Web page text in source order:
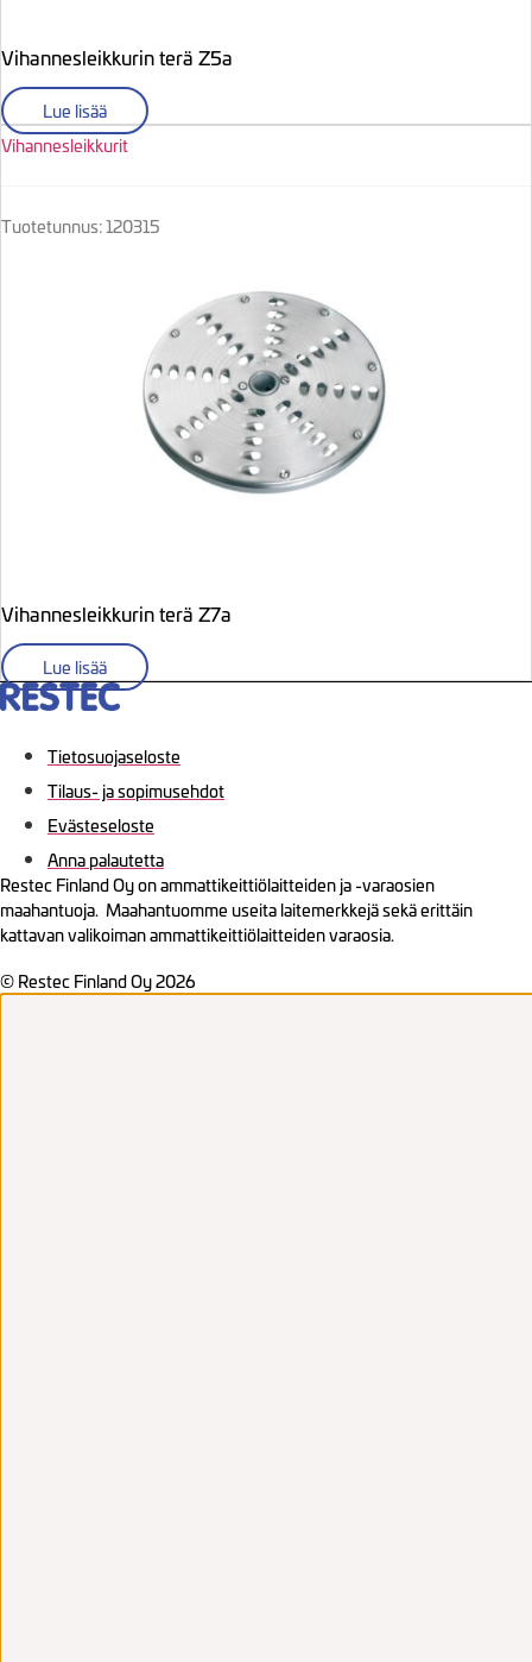
Vihannesleikkurin terä Z5a
Lue lisää
Vihannesleikkurit
Tuotetunnus: 120315
Vihannesleikkurin terä Z7a
Lue lisää
Tietosuojaseloste
Tilaus- ja sopimusehdot
Evästeseloste
Anna palautetta
Restec Finland Oy on ammattikeittiölaitteiden ja -varaosien
maahantuoja. Maahantuomme useita laitemerkkejä sekä erittäin
kattavan valikoiman ammattikeittiölaitteiden varaosia.
© Restec Finland Oy 2026